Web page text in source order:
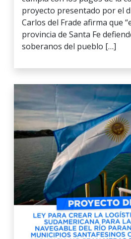
proyecto presentado por el
Carlos del Frade afirma que
provincia de Santa Fe
soberanos del pueblo […]